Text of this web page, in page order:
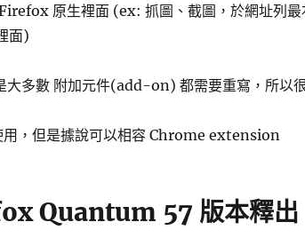
原生裡面 (ex: 抓圖、截圖，於網址列最
面)
大多數 附加元件(add-on) 都需要重寫，所以
用，但是據說可以相容 Chrome extension
Quantum 57 版本釋出